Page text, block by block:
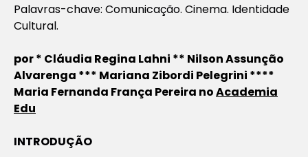
Palavras-chave: Comunicação. Cinema. Identidade
Cultural.
por * Cláudia Regina Lahni ** Nilson Assunção
Alvarenga *** Mariana Zibordi Pelegrini ****
Maria Fernanda França Pereira noAcademia
Edu
INTRODUÇÃO